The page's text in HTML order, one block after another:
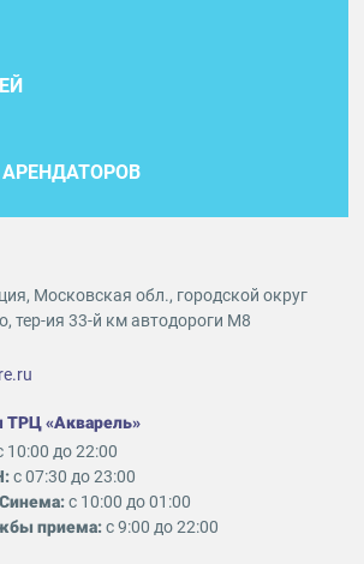
Московская обл., городской округ
тер-ия 33-й км автодороги М8
ТРЦ «Акварель»
10:00 до 22:00
с 07:30 до 23:00
с 10:00 до 01:00
приема:с 9:00 до 22:00